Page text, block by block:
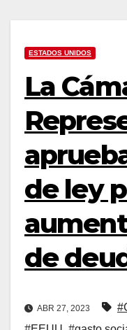
ESTADOS UNIDOS
La
de ley
de
ABR 27, 2023